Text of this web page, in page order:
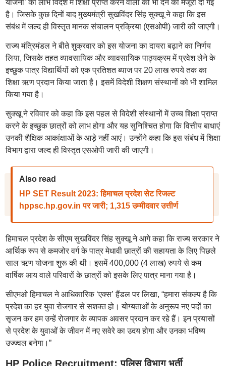
योजना’ का लाभ विदेश में शिक्षा प्राप्त करने वालों को भी देने की मंजूरी दी गई
है। जिसके कुछ दिनों बाद मुख्यमंत्री सुखविंदर सिंह सुक्खू ने कहा कि इस
संबंध में जल्द ही विस्तृत मानक संचालन प्रक्रिया (एसओपी) जारी की जाएगी।
राज्य मंत्रिमंडल ने बीते शुक्रवार को इस योजना का दायरा बढ़ाने का निर्णय
लिया, जिसके तहत व्यावसायिक और व्यावसायिक पाठ्यक्रम में प्रवेश लेने के
इच्छुक पात्र विद्यार्थियों को एक प्रतिशत ब्याज पर 20 लाख रुपये तक का
शिक्षा ऋण प्रदान किया जाता है। इसमें विदेशी शिक्षण संस्थानों को भी शामिल
किया गया है।
सुक्खू ने रविवार को कहा कि इस पहल से विदेशी संस्थानों में उच्च शिक्षा प्राप्त
करने के इच्छुक छात्रों को लाभ होगा और यह सुनिश्चित होगा कि वित्तीय बाधाएं
उनकी शैक्षिक आकांक्षाओं के आड़े नहीं आएं। उन्होंने कहा कि इस संबंध में शिक्षा
विभाग द्वारा जल्द ही विस्तृत एसओपी जारी की जाएगी।
Also read
HP SET Result 2023: हिमाचल प्रदेश सेट रिजल्ट
hppsc.hp.gov.in पर जारी; 1,315 उम्मीदवार उत्तीर्ण
हिमाचल प्रदेश के सीएम सुखविंदर सिंह सुक्खू ने आगे कहा कि राज्य सरकार ने
आर्थिक रूप से कमजोर वर्ग के पात्र मेधावी छात्रों की सहायता के लिए पिछले
साल ऋण योजना शुरू की थी। इसमें 400,000 (4 लाख) रुपये से कम
वार्षिक आय वाले परिवारों के छात्रों को इसके लिए पात्र माना गया है।
सीएमओ हिमाचल ने आधिकारिक ‘एक्स’ हैंडल पर लिखा, “हमारा संकल्प है कि
प्रदेश का हर युवा रोजगार से सशक्त हो। योग्यताओं के अनुरूप नए पदों का
सृजन कर हम उन्हें रोजगार के व्यापक अवसर प्रदान कर रहे हैं। इन प्रयासों
से प्रदेश के युवाओं के जीवन में नए सवेरे का उदय होगा और उनका भविष्य
उज्ज्वल बनेगा।”
HP Police Recruitment: पुलिस विभाग भर्ती